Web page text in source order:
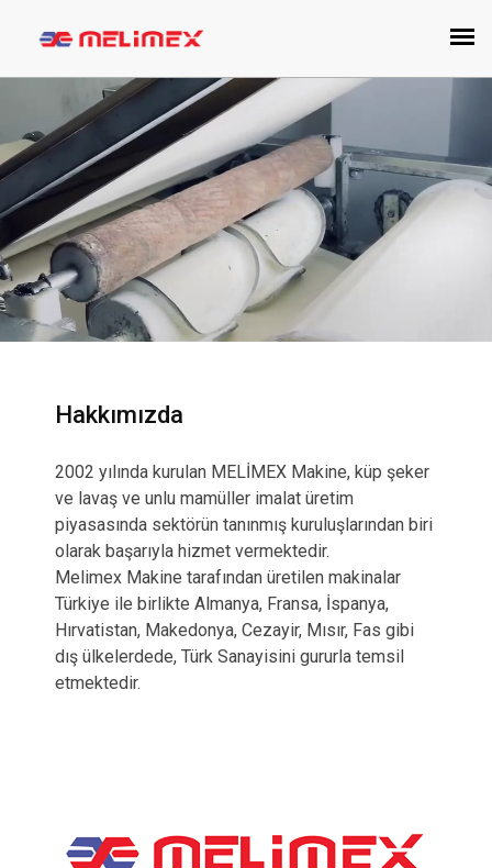
Hakkımızda
2002 yılında kurulan MELİMEX Makine, küp şeker
ve lavaş ve unlu mamüller imalat üretim
piyasasında sektörün tanınmış kuruluşlarından biri
olarak başarıyla hizmet vermektedir.
Melimex Makine tarafından üretilen makinalar
Türkiye ile birlikte Almanya, Fransa, İspanya,
Hırvatistan, Makedonya, Cezayir, Mısır, Fas gibi
dış ülkelerdede, Türk Sanayisini gururla temsil
etmektedir.